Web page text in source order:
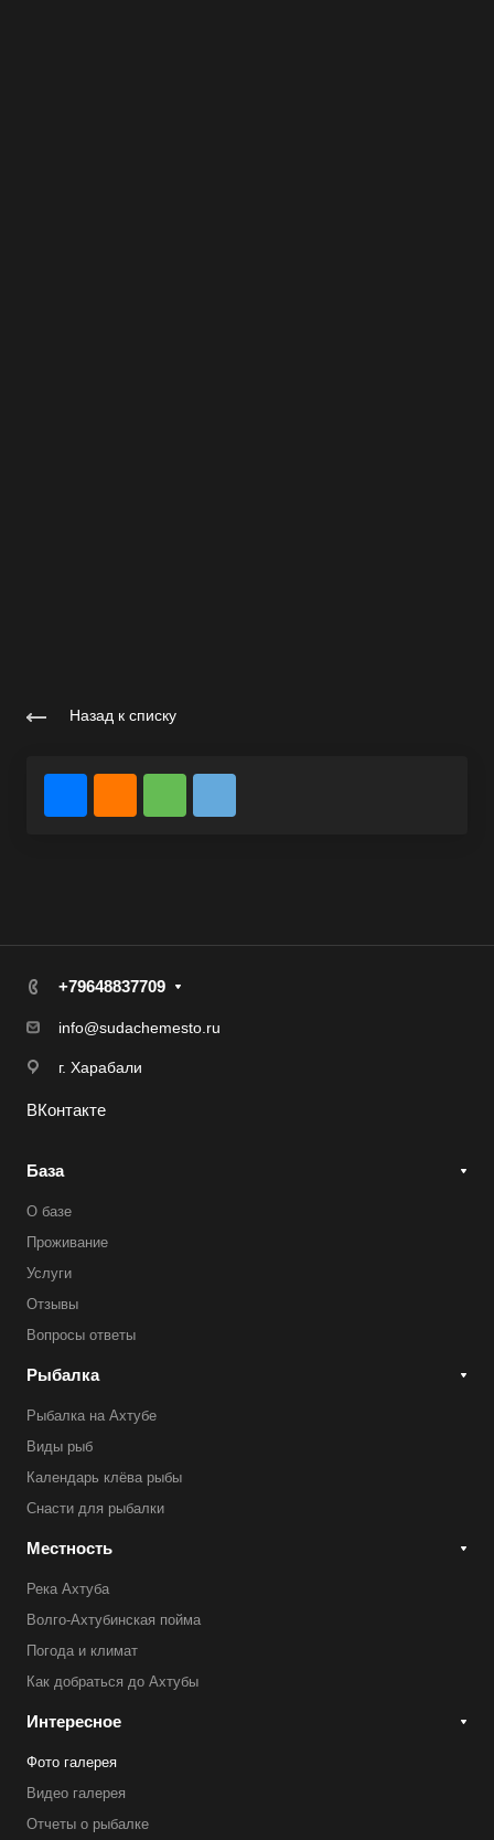
Назад к списку
+79648837709
info@sudachemesto.ru
г. Харабали
ВКонтакте
База
О базе
Проживание
Услуги
Отзывы
Вопросы ответы
Рыбалка
Рыбалка на Ахтубе
Виды рыб
Календарь клёва рыбы
Снасти для рыбалки
Местность
Река Ахтуба
Волго-Ахтубинская пойма
Погода и климат
Как добраться до Ахтубы
Интересное
Фото галерея
Видео галерея
Отчеты о рыбалке